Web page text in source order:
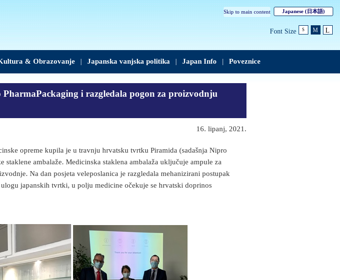
Skip to main content Japanese (日本語)
Font Size S M L
& Obrazovanje | Japanska vanjska politika | Japan Info | Poveznice
i razgledala pogon za proizvodnju
16. lipanj, 2021.
opreme kupila je u travnju hrvatsku tvrtku Piramida (sadašnja Nipro
ambalaže. Medicinska staklena ambalaža uključuje ampule za
Na dan posjeta veleposlanica je razgledala mehanizirani postupak
japanskih tvrtki, u polju medicine očekuje se hrvatski doprinos